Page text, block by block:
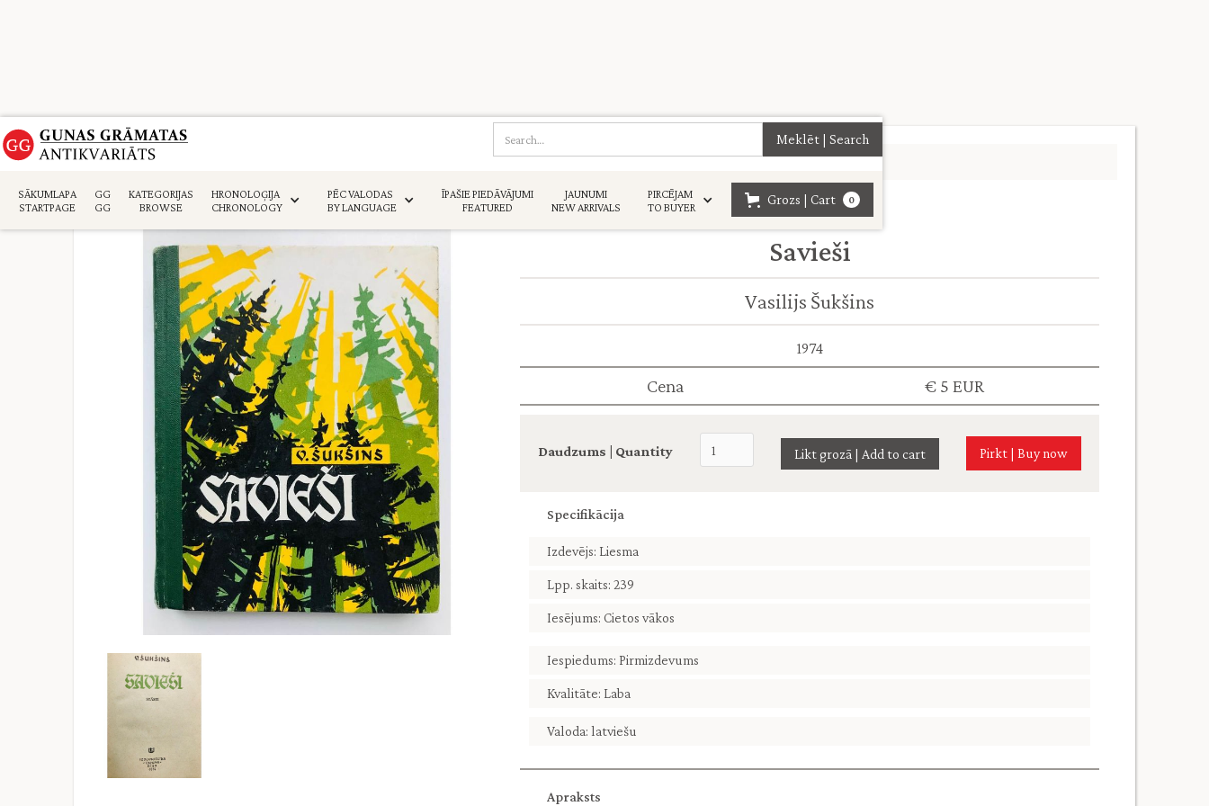
SĀKUMLAPA
STARTPAGE
GG
GG
KATEGORIJAS
BROWSE
HRONOLOĢIJA
CHRONOLOGY
PĒC VALODAS
BY LANGUAGE
ĪPAŠIE PIEDĀVĀJUMI
FEATURED
JAUNUMI
NEW ARRIVALS
PIRCĒJAM
TO BUYER
Grozs | Cart 0
Sākumlapa
Savieši
Vasilijs Šukšins
1974
Cena € 5 EUR
Daudzums | Quantity Pirkt | Buy now
Specifikācija
Izdevējs: Liesma
Lpp. skaits: 239
Iesējums: Cietos vākos
Iespiedums: Pirmizdevums
Kvalitāte: Laba
Valoda: latviešu
Apraksts